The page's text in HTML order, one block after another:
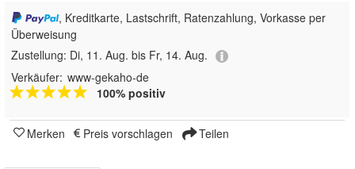
, Kreditkarte, Lastschrift, Ratenzahlung, Vorkasse per
Überweisung
Zustellung: Di, 11. Aug. bis Fr, 14. Aug.
Verkäufer: www-gekaho-de
100% positiv
Merken Preis vorschlagen Teilen